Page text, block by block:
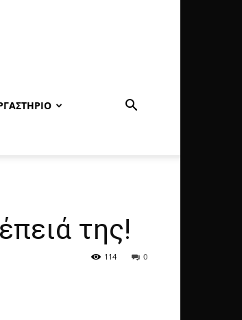
της!
0
114